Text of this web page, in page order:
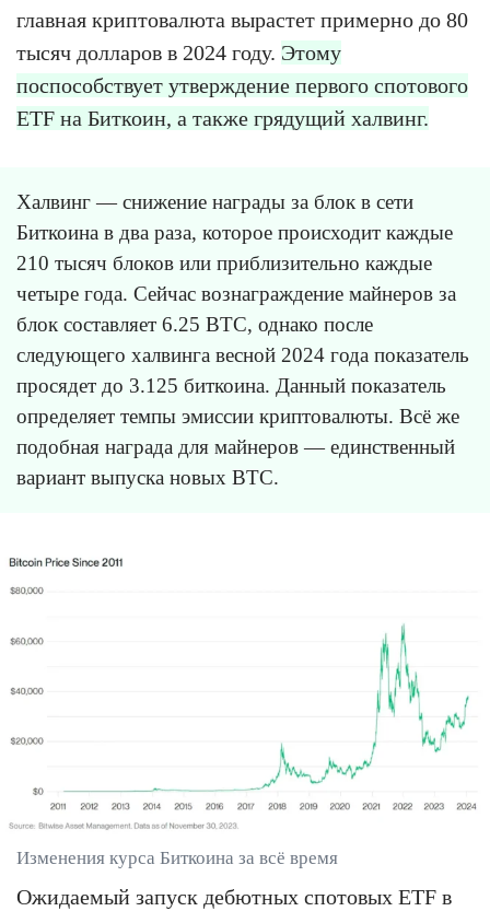
главная криптовалюта вырастет примерно до 80
тысяч долларов в 2024 году. Этому
поспособствует утверждение первого спотового
ETF на Биткоин, а также грядущий халвинг.
Халвинг — снижение награды за блок в сети
Биткоина в два раза, которое происходит каждые
210 тысяч блоков или приблизительно каждые
четыре года. Сейчас вознаграждение майнеров за
блок составляет 6.25 BTC, однако после
следующего халвинга весной 2024 года показатель
просядет до 3.125 биткоина. Данный показатель
определяет темпы эмиссии криптовалюты. Всё же
подобная награда для майнеров — единственный
вариант выпуска новых BTC.
Изменения курса Биткоина за всё время
Ожидаемый запуск дебютных спотовых ETF в